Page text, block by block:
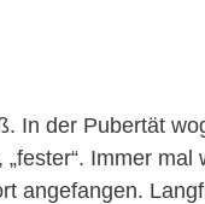
In der Pubertät
Immer mal
angefangen.